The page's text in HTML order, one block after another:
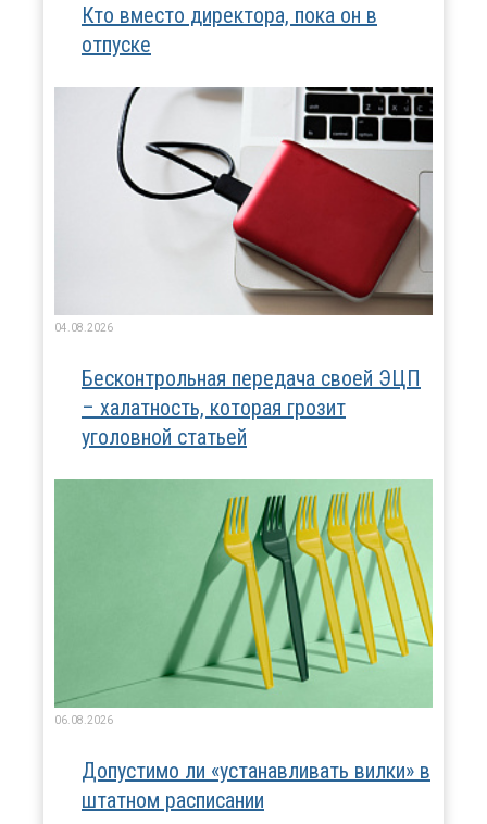
Кто вместо директора, пока он в
отпуске
04.08.2026
Бесконтрольная передача своей ЭЦП
– халатность, которая грозит
уголовной статьей
06.08.2026
Допустимо ли «устанавливать вилки» в
штатном расписании